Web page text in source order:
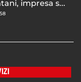
impresa s...